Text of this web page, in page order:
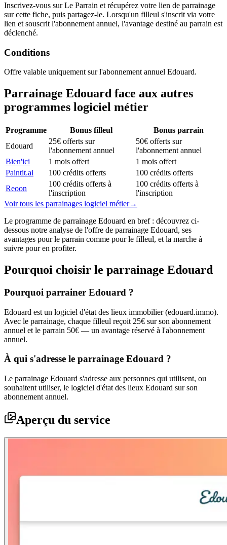
Inscrivez-vous sur Le Parrain et récupérez votre lien de parrainage
sur cette fiche, puis partagez-le. Lorsqu'un filleul s'inscrit via votre
lien et souscrit l'abonnement annuel, l'avantage destiné au parrain est
déclenché.
Conditions
Offre valable uniquement sur l'abonnement annuel Edouard.
Parrainage Edouard face aux autres
programmes logiciel métier
Programme Bonus filleul
Bonus parrain
Edouard
25€ offerts sur
l'abonnement annuel
50€ offerts sur
l'abonnement annuel
Bien'ici
1 mois offert
1 mois offert
Paintit.ai
100 crédits offerts
100 crédits offerts
Reoon
100 crédits offerts à
l'inscription
100 crédits offerts à
l'inscription
Voir tous les parrainages logiciel métier→
Le programme de parrainage Edouard en bref : découvrez ci-
dessous notre analyse de l'offre de parrainage Edouard, ses
avantages pour le parrain comme pour le filleul, et la marche à
suivre pour en profiter.
Pourquoi choisir le parrainage Edouard
Pourquoi parrainer Edouard ?
Edouard est un logiciel d'état des lieux immobilier (edouard.immo).
Avec le parrainage, chaque filleul reçoit 25€ sur son abonnement
annuel et le parrain 50€ — un avantage réservé à l'abonnement
annuel.
À qui s'adresse le parrainage Edouard ?
Le parrainage Edouard s'adresse aux personnes qui utilisent, ou
souhaitent utiliser, le logiciel d'état des lieux Edouard sur son
abonnement annuel.
Aperçu du service